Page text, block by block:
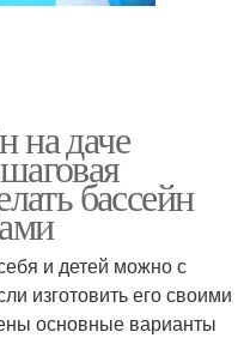
на даче
бассейн
и детей можно с
изготовить его своими
основные варианты